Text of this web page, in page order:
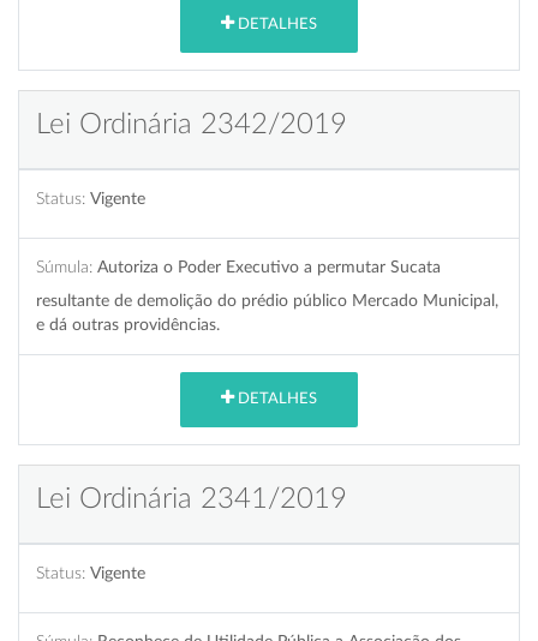
DETALHES
Lei Ordinária 2342/2019
Status: Vigente
Súmula: Autoriza o Poder Executivo a permutar Sucata
resultante de demolição do prédio público Mercado Municipal,
e dá outras providências.
DETALHES
Lei Ordinária 2341/2019
Status: Vigente